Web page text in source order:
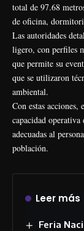
total de 97.68
de oficina,
Las autoridades
ligero, con perfiles
que permite su
que se utilizaron
ambiental.
Con estas
capacidad
adecuadas al
población.
Leer más
Feria